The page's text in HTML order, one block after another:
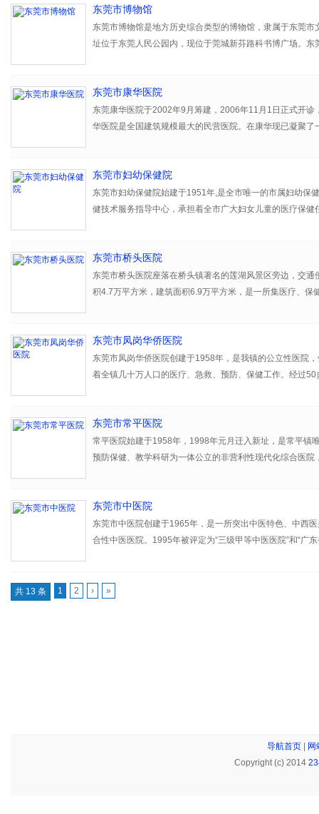
东莞市博物馆
东莞市博物馆是地方历史综合类型的博物馆，隶属于东莞市
址位于东莞人民公园内，现位于莞城新芬路科书博广场。东
东莞市康华医院
东莞康华医院于2002年9月筹建，2006年11月1日正式开诊
华医院是全国建筑规模最大的民营医院。在康华现已凝聚了
东莞市妇幼保健院
东莞市妇幼保健院始建于1951年,是全市唯一的市属妇幼保
健技术服务指导中心，承担着全市广大妇女儿童的医疗保健
东莞市桥头医院
东莞市桥头医院座落在桥头镇著名的莲湖风景区旁边，交通
积4.7万平方米，建筑面积6.9万平方米，是一所集医疗、保
东莞市凤岗华侨医院
东莞市凤岗华侨医院创建于1958年，是我镇的公立性医院
着全镇几十万人口的医疗、急救、预防、保健工作。经过
东莞市常平医院
常平医院始建于1958年，1998年元月迁入新址，是常平镇
预防保健、教学科研为一体公立的非营利性现代化综合医院
东莞市中医院
东莞市中医院创建于1965年，是一所突出中医特色、中西
合性中医医院。1995年被评定为“三级甲等中医医院”和“广
共 13 条
1 2 › »
导航首页|
网
Copyright (c) 2014